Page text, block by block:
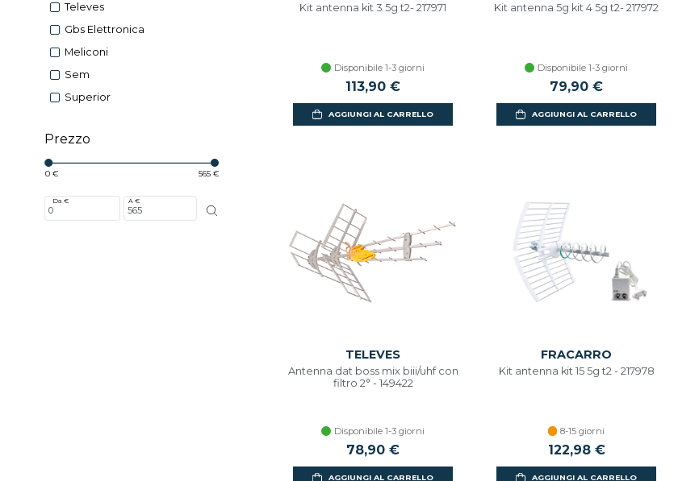
Televes
Gbs Elettronica
Meliconi
Sem
Superior
Prezzo
0 € 565 €
Da € A €
Kit antenna kit 3 5g t2- 217971
Disponibile 1-3 giorni
113,90 €
AGGIUNGI AL CARRELLO
Kit antenna 5g kit 4 5g t2- 217972
Disponibile 1-3 giorni
79,90 €
AGGIUNGI AL CARRELLO
TELEVES
Antenna dat boss mix biii/uhf con
filtro 2° - 149422
Disponibile 1-3 giorni
78,90 €
AGGIUNGI AL CARRELLO
FRACARRO
Kit antenna kit 15 5g t2 - 217978
8-15 giorni
122,98 €
AGGIUNGI AL CARRELLO